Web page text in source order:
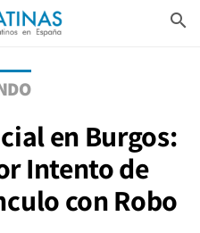
search
en Burgos:
Intento de
con Robo